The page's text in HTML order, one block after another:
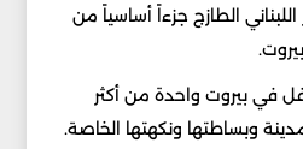
الطازج جزءاً أساسياً من
في بيروت واحدة من أكثر
وبساطتها ونكهتها الخاصة.